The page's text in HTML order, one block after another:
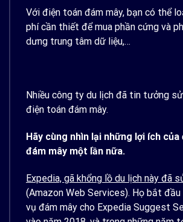
Với điện toán đám mây, bạn có thể
phí cần thiết để mua phần cứng và
dưng trung tâm dữ liệu,…
Nhiều công ty du lịch đã tin tưởng
điện toán đám mây.
Hãy cùng nhìn lại những lợi ích
đám mây một lần nữa.
Expedia, gã khổng lồ du lịch này đã
(Amazon Web Services). Họ bắt
vụ đám mây cho Expedia Suggest